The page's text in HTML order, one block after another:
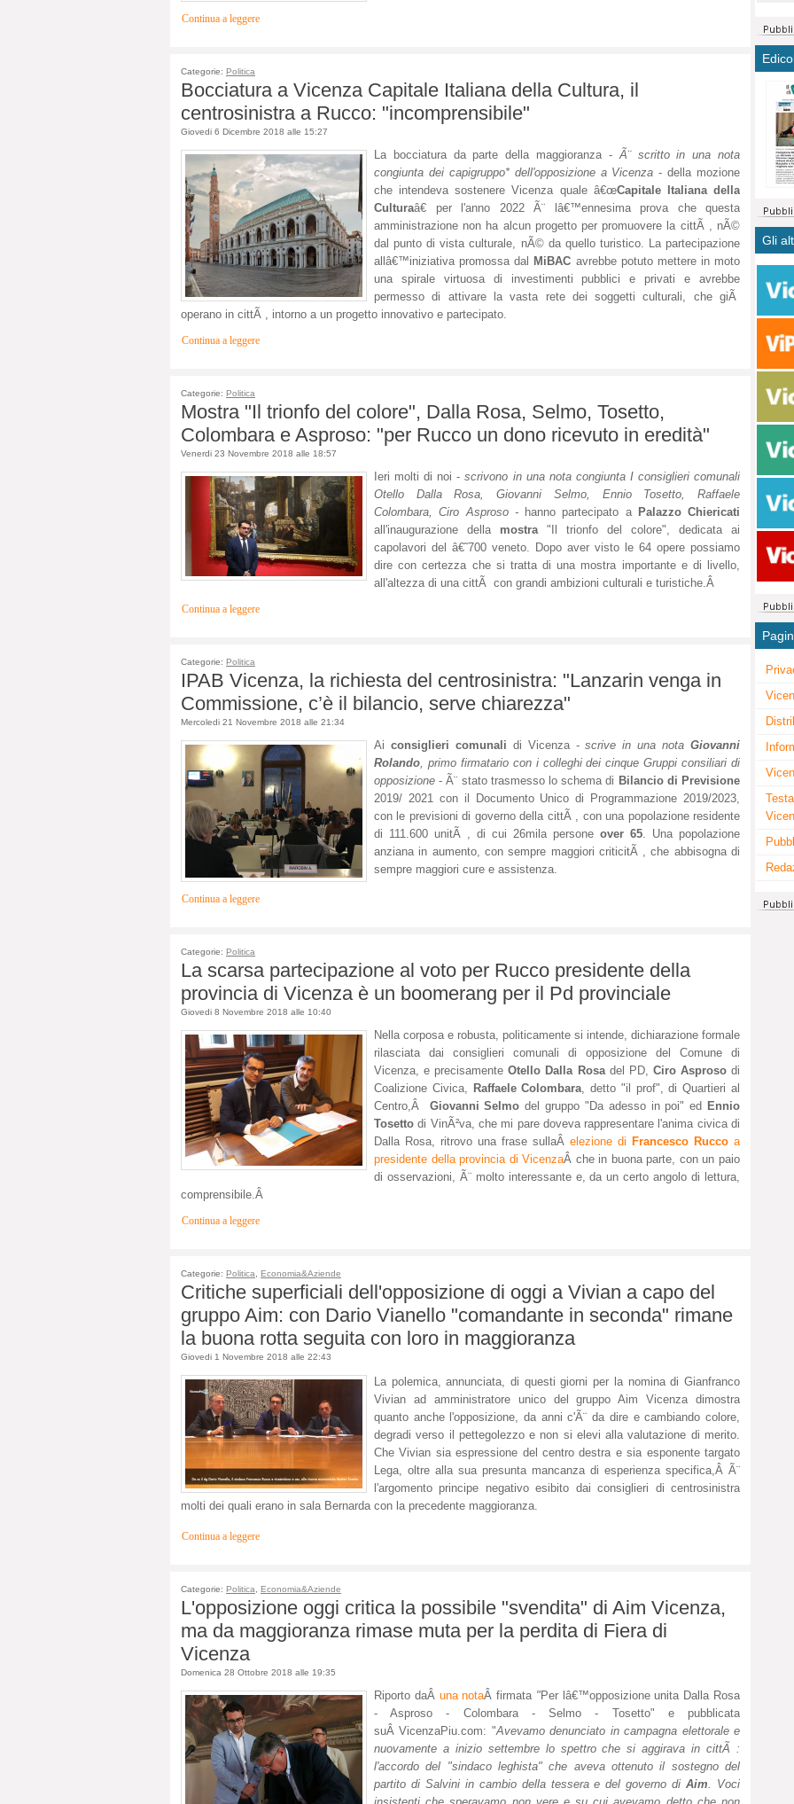
Continua a leggere
Categorie: Politica
Bocciatura a Vicenza Capitale Italiana della Cultura, il
centrosinistra a Rucco: "incomprensibile"
Giovedi 6 Dicembre 2018 alle 15:27
La bocciatura da parte della maggioranza -Ã¨ scritto in una nota
congiunta dei capigruppo* dell'opposizione a Vicenza - della mozione
che intendeva sostenere Vicenza quale â€œCapitale Italiana della
Culturaâ€ per l'anno 2022 Ã¨ lâ€™ennesima prova che questa
amministrazione non ha alcun progetto per promuovere la cittÃ , nÃ©
dal punto di vista culturale, nÃ© da quello turistico. La partecipazione
allâ€™iniziativa promossa dal
MiBAC avrebbe potuto mettere in moto
una spirale virtuosa di investimenti pubblici e privati e avrebbe
permesso di attivare la vasta rete dei soggetti culturali, che giÃ
operano in cittÃ , intorno a un progetto innovativo e partecipato.
Continua a leggere
Categorie: Politica
Mostra "Il trionfo del colore", Dalla Rosa, Selmo, Tosetto,
Colombara e Asproso: "per Rucco un dono ricevuto in eredità"
Venerdi 23 Novembre 2018 alle 18:57
Ieri molti di noi -scrivono in una nota congiunta I consiglieri comunali
Otello Dalla Rosa, Giovanni Selmo, Ennio Tosetto, Raffaele
Colombara, Ciro Asproso - hanno partecipato a Palazzo Chiericati
all'inaugurazione della mostra "Il trionfo del colore", dedicata ai
capolavori del â€˜700 veneto. Dopo aver visto le 64 opere possiamo
dire con certezza che si tratta di una mostra importante e di livello,
all'altezza di una cittÃ con grandi ambizioni culturali e turistiche.Â
Continua a leggere
Categorie: Politica
IPAB Vicenza, la richiesta del centrosinistra: "Lanzarin venga in
Commissione, c’è il bilancio, serve chiarezza"
Mercoledi 21 Novembre 2018 alle 21:34
Ai consiglieri comunali di Vicenza -scrive in una notaGiovanni
Rolando, primo firmatario con i colleghi dei cinque Gruppi consiliari di
opposizione - Ã¨ stato trasmesso lo schema di Bilancio di Previsione
2019/ 2021 con il Documento Unico di Programmazione 2019/2023,
con le previsioni di governo della cittÃ , con una popolazione residente
di 111.600 unitÃ , di cui 26mila persone over 65. Una popolazione
anziana in aumento, con sempre maggiori criticitÃ , che abbisogna di
sempre maggiori cure e assistenza.
Continua a leggere
Categorie: Politica
La scarsa partecipazione al voto per Rucco presidente della
provincia di Vicenza è un boomerang per il Pd provinciale
Giovedi 8 Novembre 2018 alle 10:40
Nella corposa e robusta, politicamente si intende, dichiarazione formale
rilasciata dai consiglieri comunali di opposizione del Comune di
Vicenza, e precisamenteOtello Dalla Rosadel PD, Ciro Asprosodi
Coalizione Civica, Raffaele Colombara, detto "il prof", di Quartieri al
Centro,Â Giovanni Selmo del gruppo "Da adesso in poi" ed Ennio
Tosetto di VinÃ²va, che mi pare doveva rappresentare l'anima civica di
Dalla Rosa, ritrovo una frase sullaÂ elezione di Francesco Rucco a
presidente della provincia di VicenzaÂ che in buona parte, con un paio
di osservazioni, Ã¨ molto interessante e, da un certo angolo di lettura,
comprensibile.Â
Continua a leggere
Categorie: Politica, Economia&Aziende
Critiche superficiali dell'opposizione di oggi a Vivian a capo del
gruppo Aim: con Dario Vianello "comandante in seconda" rimane
la buona rotta seguita con loro in maggioranza
Giovedi 1 Novembre 2018 alle 22:43
La polemica, annunciata, di questi giorni per la nomina di Gianfranco
Vivian ad amministratore unico del gruppo Aim Vicenza dimostra
quanto anche l'opposizione, da anni c'Ã¨ da dire e cambiando colore,
degradi verso il pettegolezzo e non si elevi alla valutazione di merito.
Che Vivian sia espressione del centro destra e sia esponente targato
Lega, oltre alla sua presunta mancanza di esperienza specifica,Â Ã¨
l'argomento principe negativo esibito dai consiglieri di centrosinistra
molti dei quali erano in sala Bernarda con la precedente maggioranza.
Continua a leggere
Categorie: Politica Economia&Aziende
L'opposizione oggi critica la possibile "svendita" di Aim Vicenza,
ma da maggioranza rimase muta per la perdita di Fiera di
Vicenza
Domenica 28 Ottobre 2018 alle 19:35
Riporto daÂ una notaÂfirmata "Per lâ€™opposizione unita Dalla Rosa
- Asproso - Colombara - Selmo - Tosetto" e pubblicata
suÂVicenzaPiu.com: "Avevamo denunciato in campagna elettorale e
nuovamente a inizio settembre lo spettro che si aggirava in cittÃ :
l'accordo del "sindaco leghista" che aveva ottenuto il sostegno del
partito di Salvini in cambio della tessera e del governo diAim . Voci
Ora
la
ma
pace
fatto
a
dei
città,
e
alta
Gli